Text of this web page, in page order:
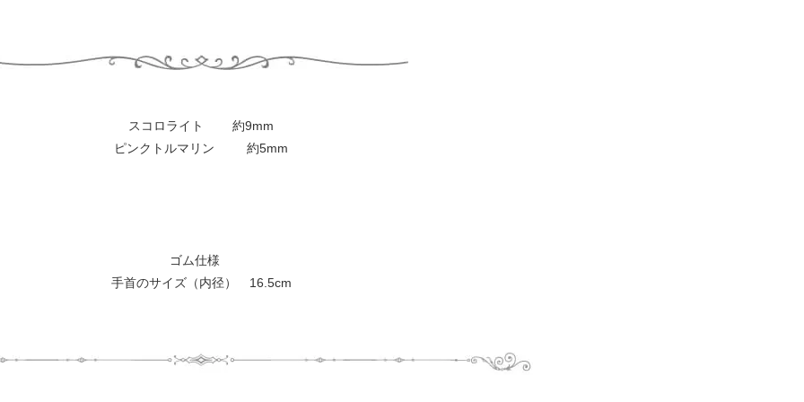
スコロライト 約9mm
ピンクトルマリン 約5mm
ゴム仕様
手首のサイズ（内径） 16.5cm